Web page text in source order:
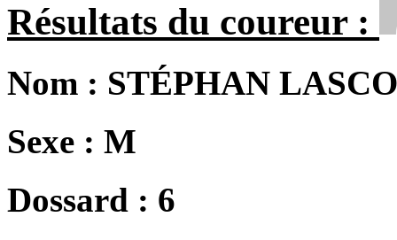
Résultats du coureur :
Nom : STÉPHAN
Sexe : M
Dossard : 6